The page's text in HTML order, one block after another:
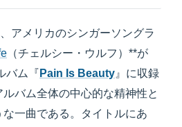
アメリカのシンガーソングラ
（チェルシー・ウルフ）**が
バム『 Pain Is Beauty 』に収録
バム全体の中心的な精神性と
一曲である。タイトルにあ